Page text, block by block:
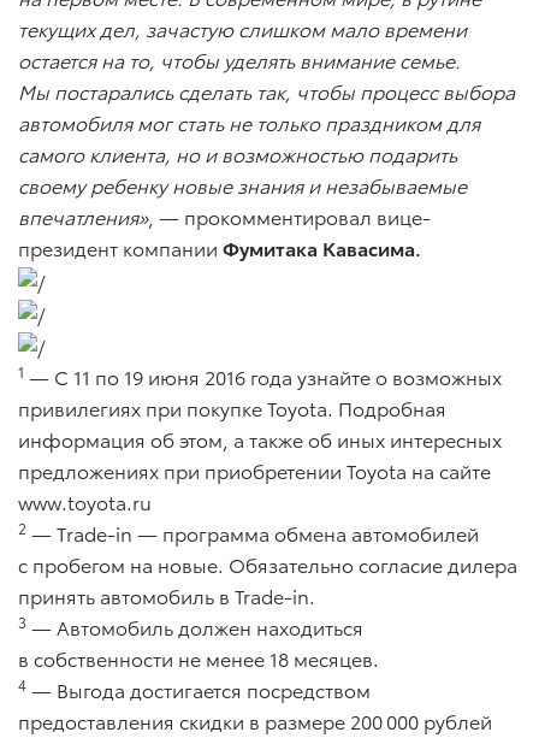
текущих дел, зачастую слишком мало времени
остается на то, чтобы уделять внимание семье.
Мы постарались сделать так, чтобы процесс выбора
автомобиля мог стать не только праздником для
самого клиента, но и возможностью подарить
своему ребенку новые знания и незабываемые
впечатления», — прокомментировал вице-
президент компании Фумитака Кавасима.
1 — С 11 по 19 июня 2016 года узнайте о возможных
привилегиях при покупке Toyota. Подробная
информация об этом, а также об иных интересных
предложениях при приобретении Toyota на сайте
www.toyota.ru
2 — Тrade-in — программа обмена автомобилей
с пробегом на новые. Обязательно согласие дилера
принять автомобиль в Trade-in.
3 — Автомобиль должен находиться
в собственности не менее 18 месяцев.
4 — Выгода достигается посредством
предоставления скидки в размере 200 000 рублей